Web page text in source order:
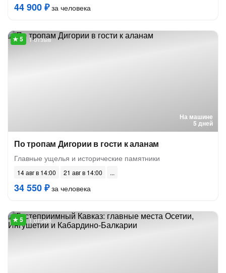
44 900 ₽за человека
На машине
5 дней
1 отзыв
По тропам Дигории в гости к аланам
Главные ущелья и исторические памятники
14 авг в 14:00 21 авг в 14:00
34 550 ₽за человека
1 отзыв